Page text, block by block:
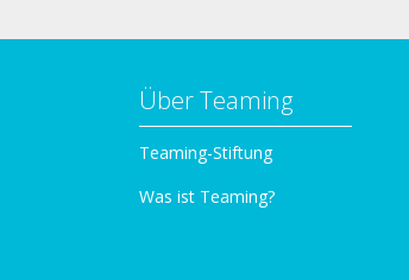
Über Teaming
Teaming-Stiftung
Was ist Teaming?